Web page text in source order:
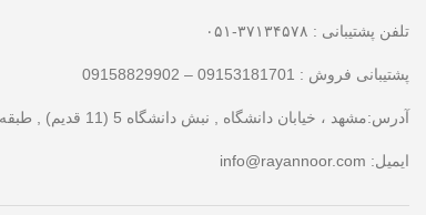
تلفن پشتیبانی : ۳۷۱۳۴۵۷۸-۰۵۱
پشتیبانی فروش : 09153181701 – 09158829902
آدرس:مشهد ، خیابان دانشگاه , نبش دانشگاه 5 (11 قدیم) , طبقه +1
ایمیل: info@rayannoor.com